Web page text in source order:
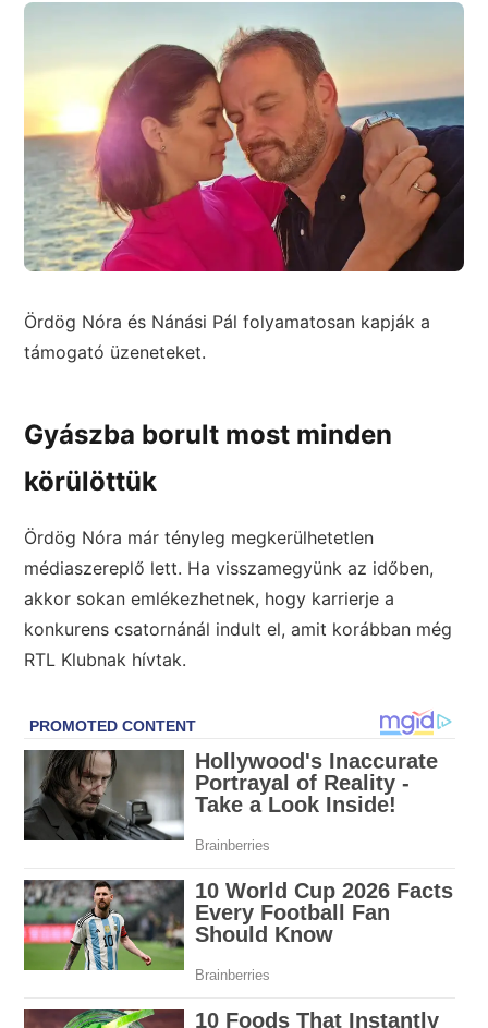
Ördög Nóra és Nánási Pál folyamatosan kapják a
támogató üzeneteket.
Gyászba borult most minden
körülöttük
Ördög Nóra már tényleg megkerülhetetlen
médiaszereplő lett. Ha visszamegyünk az időben,
akkor sokan emlékezhetnek, hogy karrierje a
konkurens csatornánál indult el, amit korábban még
RTL Klubnak hívtak.